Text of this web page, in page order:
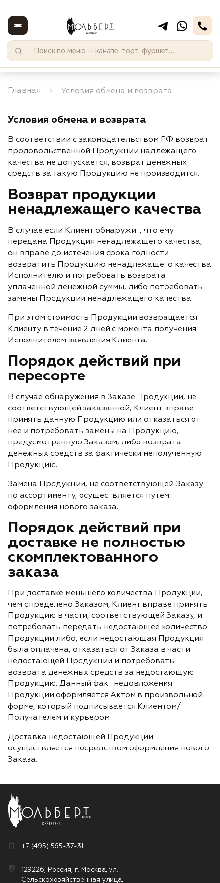
Главная Условия обмена и возврата
Условия обмена и возврата
В соответствии с законодательством РФ возврат
продовольственной Продукции надлежащего
качества не допускается, возврат денежных
средств за такую Продукцию не производится.
Возврат продукции
ненадлежащего качества
В случае если Клиент обнаружит, что ему
передана Продукция ненадлежащего качества,
он вправе до истечения срока годности
возвратить Продукцию ненадлежащего качества
Исполнителю и потребовать возврата
уплаченной денежной суммы, либо потребовать
замены Продукции ненадлежащего качества.
При этом стоимость Продукции возвращается
Клиенту в течение 2 дней с момента получения
Исполнителем заявления Клиента.
Порядок действий при
пересорте
В случае обнаружения в Заказе Продукции, не
соответствующей заказанной, Клиент вправе
принять данную Продукцию или отказаться от
нее и потребовать замены на Продукцию,
предусмотренную Заказом, либо возврата
денежных средств за фактически неполученную
Продукцию.
Замена Продукции, не соответствующей Заказу
по ассортименту, осуществляется путем
оформления нового заказа.
Порядок действий при
доставке не полностью
скомплектованного
заказа
При доставке меньшего количества Продукции,
чем определено Заказом, Клиент вправе принять
Продукцию в части, соответствующей Заказу, и
потребовать передать недостающее количество
Продукции либо, если недостающая Продукция
была оплачена, отказаться от Заказа в части
недостающей Продукции и потребовать
возврата денежных средств за недостающую
Продукцию. Данный факт недовложения
Продукции оформляется Актом в произвольной
форме, который подписывается Клиентом/
Получателем и курьером.
Доставка недостающей Продукции
осуществляется посредством оформления нового
Заказа.
+7 (495) 565-37-31
129226, Россия, г. Москва, ул.
Сельскохозяйственная улица,